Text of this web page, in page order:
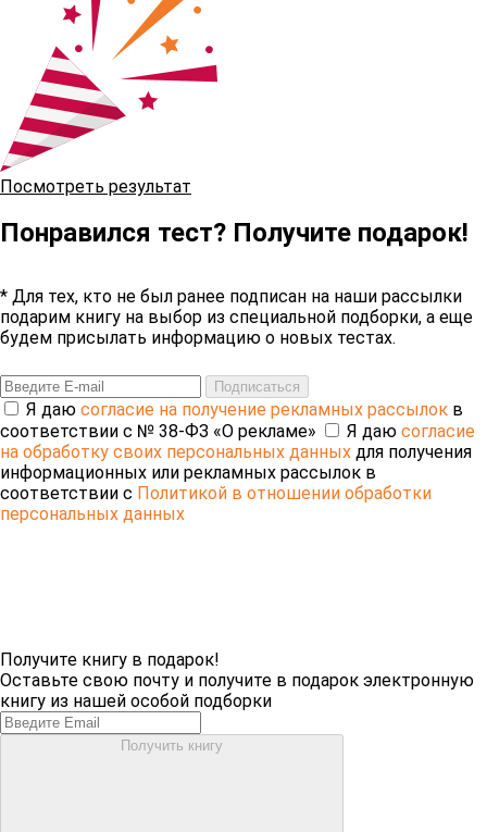
Посмотреть результат
Понравился тест? Получите подарок!
* Для тех, кто не был ранее подписан на наши рассылки
подарим книгу на выбор из специальной подборки, а еще
будем присылать информацию о новых тестах.
Введите E-mail Подписаться
Я даю согласие на получение рекламных рассылок в
соответствии с № 38-ФЗ «О рекламе»
Я даю согласие
на обработку своих персональных данных для получения
информационных или рекламных рассылок в
соответствии с Политикой в отношении обработки
персональных данных
Получите книгу в подарок!
Оставьте свою почту и получите в подарок электронную
книгу из нашей особой подборки
Получить книгу